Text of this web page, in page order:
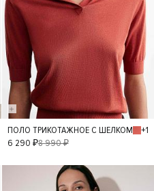
S L
ПОЛО ТРИКОТАЖНОЕ С ШЕЛКОМ
+1
6 290 ₽8 990 ₽